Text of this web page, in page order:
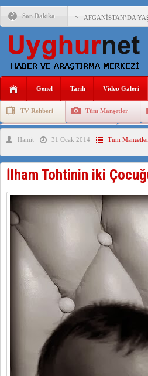
Son Dakika AFGANİSTAN’DA
ÇİN’İN DOĞU
DİYANET
ÇİN’İN UYGUR
MHP’DEN URUMÇİ
ÇİN’İN ANKARA
İŞGALCİ ÇİN’DEN
Genel Tarih Video Galeri
TV Rehberi Tüm Manşetler
Uygurlarda Düğün ve Cenaze
Hamit 31 Ocak 2014 Tüm Manşetler
İlham Tohtinin iki